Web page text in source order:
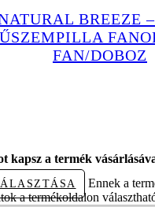
BREEZE
FAN/DOBOZ
kapsz a termék
Ennek a
a termékoldalon